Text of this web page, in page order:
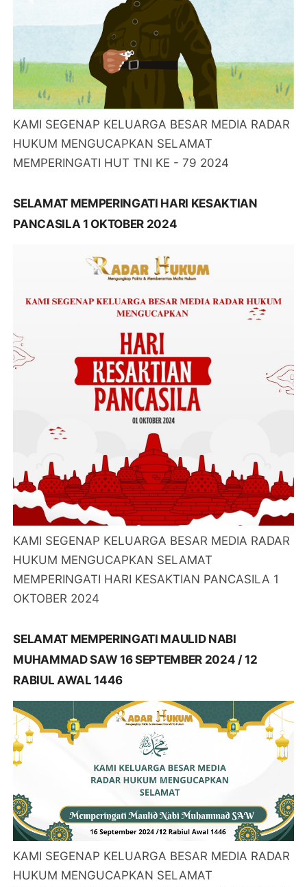
KAMI SEGENAP KELUARGA BESAR MEDIA RADAR
HUKUM MENGUCAPKAN SELAMAT
MEMPERINGATI HUT TNI KE - 79 2024
SELAMAT MEMPERINGATI HARI KESAKTIAN
PANCASILA 1 OKTOBER 2024
KAMI SEGENAP KELUARGA BESAR MEDIA RADAR
HUKUM MENGUCAPKAN SELAMAT
MEMPERINGATI HARI KESAKTIAN PANCASILA 1
OKTOBER 2024
SELAMAT MEMPERINGATI MAULID NABI
MUHAMMAD SAW 16 SEPTEMBER 2024 / 12
RABIUL AWAL 1446
KAMI SEGENAP KELUARGA BESAR MEDIA RADAR
HUKUM MENGUCAPKAN SELAMAT